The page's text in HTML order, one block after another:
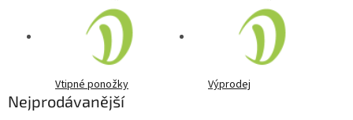
Vtipné ponožky Výprodej
Nejprodávanější